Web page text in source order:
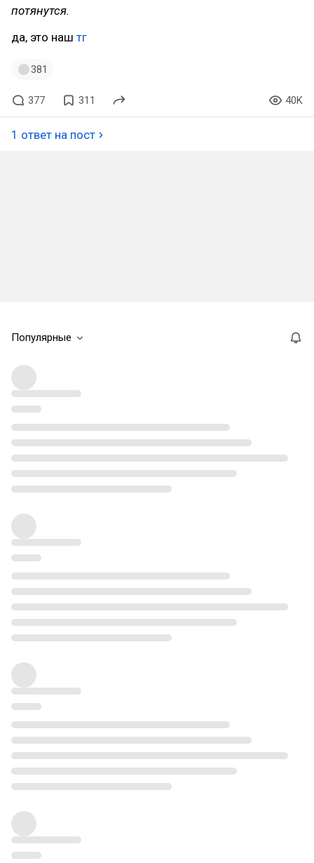
потянутся.
да, это наш тг
381
377 311 40K
1 ответ на пост
Популярные